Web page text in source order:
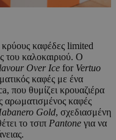
κρύους καφέδες limited
του καλοκαιριού. Ο
Over Ice for Vertuo
καφές με ένα
που θυμίζει κρουαζιέρα
αρωματισμένος καφές
Gold, σχεδιασμένη
το τσιπ Pantone για να